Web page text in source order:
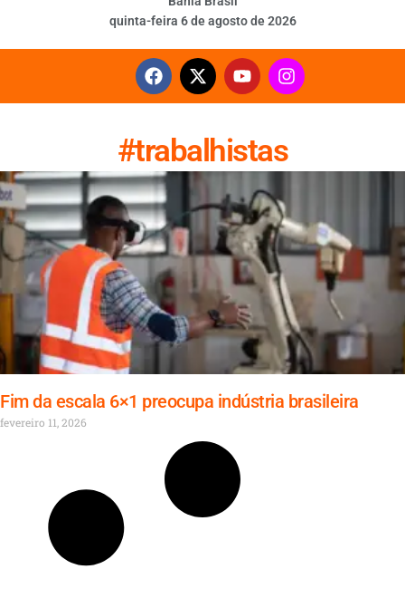
quinta-feira 6 de agosto de 2026
#trabalhistas
Fim da escala 6×1 preocupa indústria brasileira
fevereiro 11, 2026